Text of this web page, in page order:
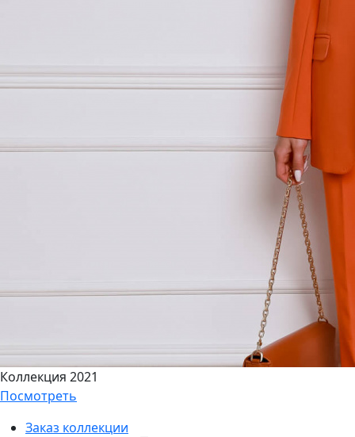
Коллекция 2021
Посмотреть
Заказ коллекции